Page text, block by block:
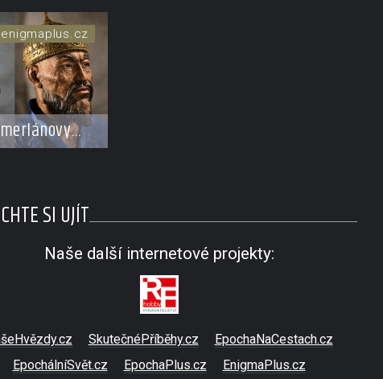
hrob a
enigmaplus.cz
SI UJÍT
Naše další internetové projekty:
SkutečnéPříběhy.cz
EpochaNaCestach.cz
EpochálníSvět.cz
EpochaPlus.cz EnigmaPlus.cz